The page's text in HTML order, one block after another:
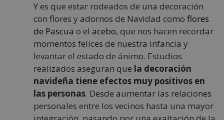
Y es que estar rodeados de una decoración
con flores y adornos de Navidad como flores
de Pascua o el acebo, que nos hacen recordar
momentos felices de nuestra infancia y
levantar el estado de ánimo. Estudios
realizados aseguran que la decoración
navideña tiene efectos muy positivos en
las personas. Desde aumentar las relaciones
personales entre los vecinos hasta una mayor